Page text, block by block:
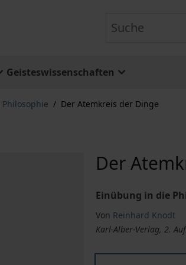
Geisteswissenschaften
Philosophie / Der Atemkreis der Dinge
Der
Einübung in die
Von Reinhard Knodt
Karl-Alber-Verlag, 2.